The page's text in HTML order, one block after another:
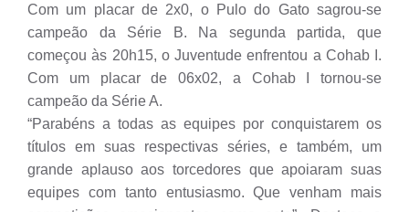
Com um placar de 2x0, o Pulo do Gato sagrou-se
campeão da Série B. Na segunda partida, que
começou às 20h15, o Juventude enfrentou a Cohab I.
Com um placar de 06x02, a Cohab I tornou-se
campeão da Série A.
“Parabéns a todas as equipes por conquistarem os
títulos em suas respectivas séries, e também, um
grande aplauso aos torcedores que apoiaram suas
equipes com tanto entusiasmo. Que venham mais